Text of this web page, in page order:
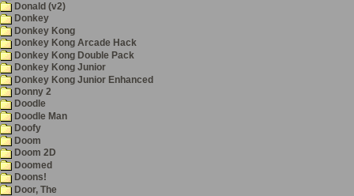
Donald (v2)
Donkey
Donkey Kong
Donkey Kong Arcade Hack
Donkey Kong Double Pack
Donkey Kong Junior
Donkey Kong Junior Enhanced
Donny 2
Doodle
Doodle Man
Doofy
Doom
Doom 2D
Doomed
Doons!
Door, The